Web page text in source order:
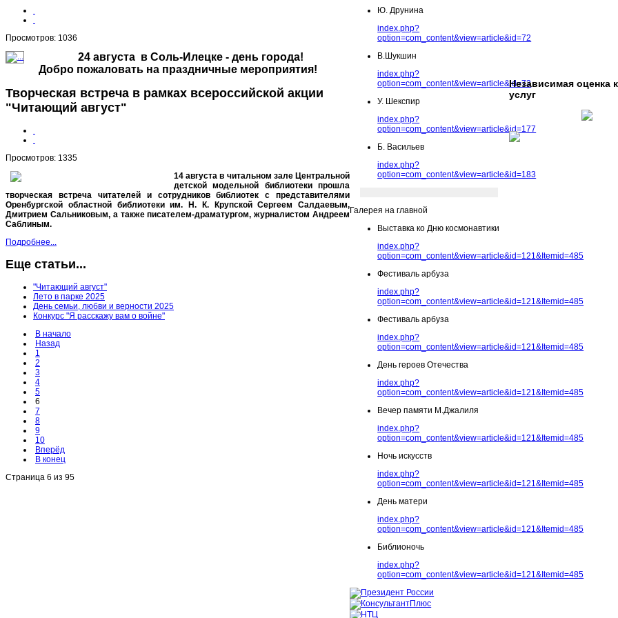
Просмотров: 1036
24 августа в Соль-Илецке - день города!
Добро пожаловать на праздничные мероприятия!
Творческая встреча в рамках всероссийской акции
"Читающий август"
Просмотров: 1335
14 августа в читальном зале Центральной
детской модельной библиотеки прошла
творческая встреча читателей и сотрудников библиотек с представителями
Оренбургской областной библиотеки им. Н. К. Крупской Сергеем Салдаевым,
Дмитрием Сальниковым, а также писателем-драматургом, журналистом Андреем
Саблиным.
Подробнее...
Еще статьи...
"Читающий август"
Лето в парке 2025
День семьи, любви и верности 2025
Конкурс "Я расскажу вам о войне"
В начало
Назад
1
2
3
4
5
6
7
8
9
10
Вперёд
В конец
Страница 6 из 95
Ю. Друнина
index.php?
option=com_content&view=article&id=72
В.Шукшин
index.php?
option=com_content&view=article&id=73
У. Шекспир
index.php?
option=com_content&view=article&id=177
Б. Васильев
index.php?
option=com_content&view=article&id=183
Галерея на главной
Выставка ко Дню космонавтики
index.php?
option=com_content&view=article&id=121&Itemid=485
Фестиваль арбуза
index.php?
option=com_content&view=article&id=121&Itemid=485
Фестиваль арбуза
index.php?
option=com_content&view=article&id=121&Itemid=485
День героев Отечества
index.php?
option=com_content&view=article&id=121&Itemid=485
Вечер памяти М.Джалиля
index.php?
option=com_content&view=article&id=121&Itemid=485
Ночь искусств
index.php?
option=com_content&view=article&id=121&Itemid=485
День матери
index.php?
option=com_content&view=article&id=121&Itemid=485
Библионочь
index.php?
option=com_content&view=article&id=121&Itemid=485
Независимая оценка
услуг